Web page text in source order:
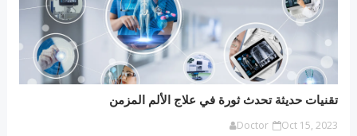
تقنيات حديثة تحدث ثورة في علاج الألم المزمن
Doctor Oct 15, 2023